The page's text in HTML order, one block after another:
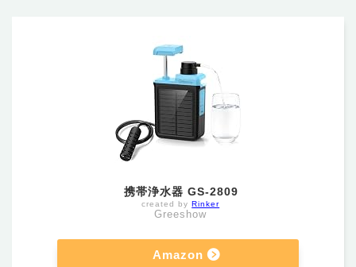
携帯浄水器 GS-2809
created byRinker
Greeshow
Amazon